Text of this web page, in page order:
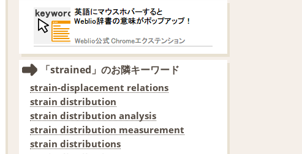
「strained」のお隣キーワード
strain-displacement relations
strain distribution
strain distribution analysis
strain distribution measurement
strain distributions